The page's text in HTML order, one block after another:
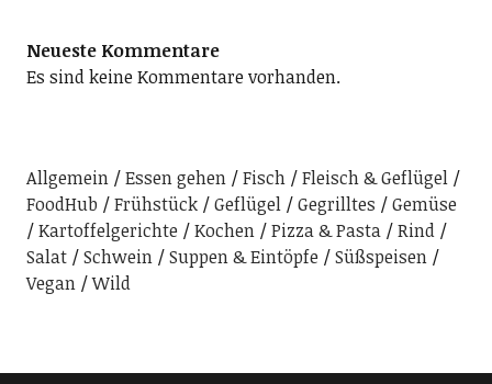
Neueste Kommentare
Es sind keine Kommentare vorhanden.
Allgemein Essen gehen Fisch
Fleisch & Geflügel
FoodHub
Frühstück Geflügel Gegrilltes
Gemüse
Kartoffelgerichte
Kochen Pizza & Pasta
Rind
Salat
Schwein Suppen & Eintöpfe
Süßspeisen
Vegan
Wild